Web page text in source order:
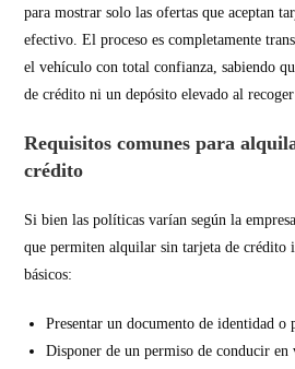
para mostrar solo las ofertas que aceptan
efectivo. El proceso es completamente
el vehículo con total confianza, sabiendo
de crédito ni un depósito elevado al
Requisitos comunes para
crédito
Si bien las políticas varían según la
que permiten alquilar sin tarjeta de crédito
básicos:
Presentar un documento de identidad o
Disponer de un permiso de conducir en